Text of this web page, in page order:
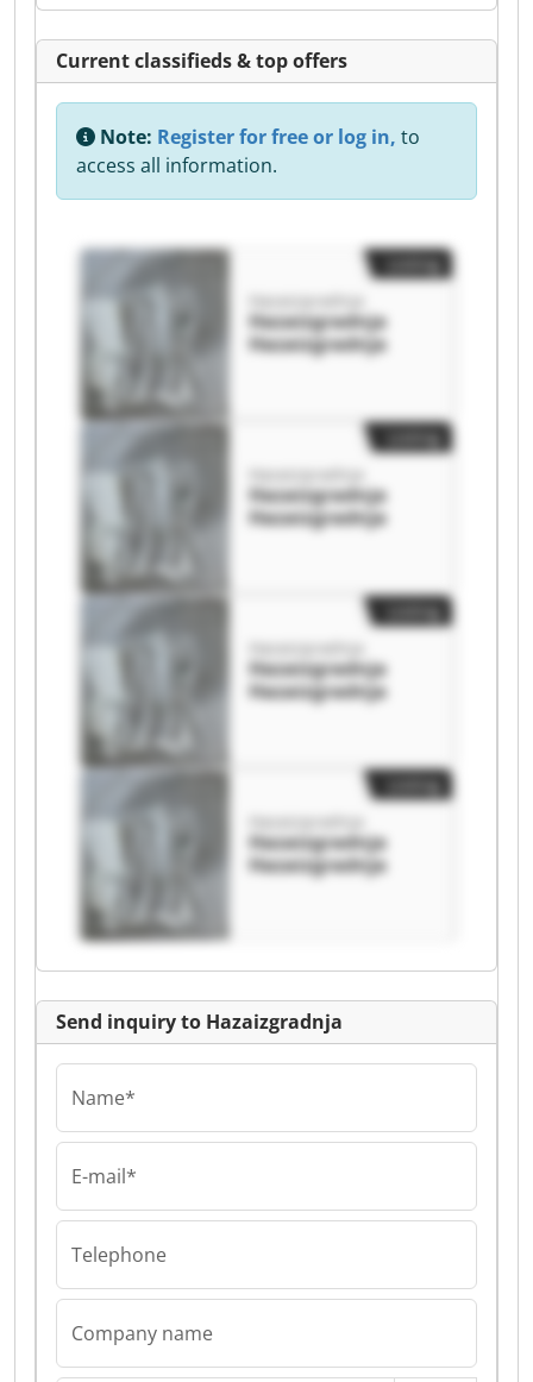
Current classifieds & top offers
Note: Register for free or log in, to
access all information.
Hazaizgradnja
Hazaizgradnja
Hazaizgradnja
Hazaizgradnja
Hazaizgradnja
Hazaizgradnja
Hazaizgradnja
Hazaizgradnja
Hazaizgradnja
Hazaizgradnja
Hazaizgradnja
Hazaizgradnja
Send inquiry to Hazaizgradnja
Name*
E-mail*
Telephone
Company name